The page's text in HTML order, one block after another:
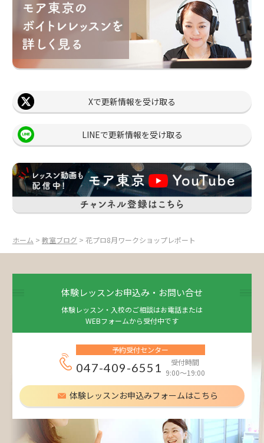
Xで更新情報を受け取る
LINEで更新情報を受け取る
ホーム > 教室ブログ > 花プロ8月ワークショップレポート
体験レッスンお申込み・お問い合せ
体験レッスン・入校のご相談はお電話または
WEBフォームから受付中です
予約受付センター
047-409-6551
受付時間
9:00～19:00
体験レッスンお申込みフォームはこちら